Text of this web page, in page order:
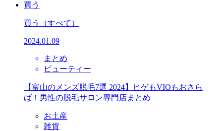
買う
買う （すべて）
2024.01.09
まとめ
ビューティー
【富山のメンズ脱毛7選 2024】ヒゲもVIOもおさら
ば！男性の脱毛サロン専門店まとめ
お土産
雑貨